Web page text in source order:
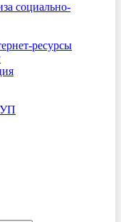
социально-
ресурсы